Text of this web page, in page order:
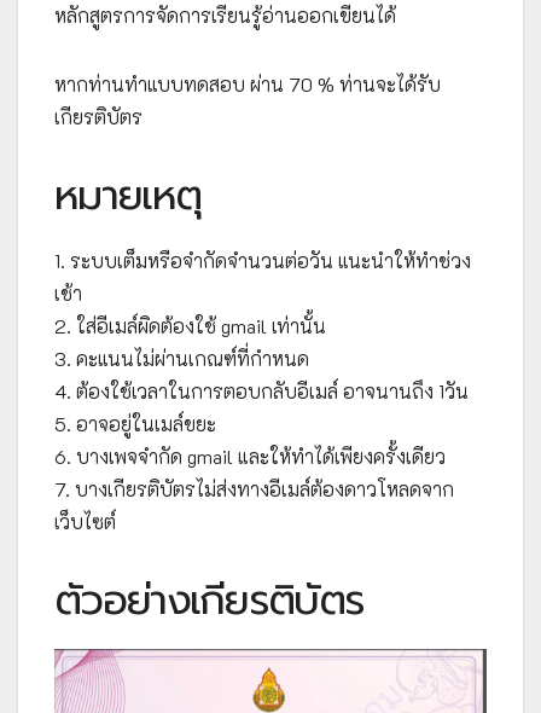
หลักสูตรการจัดการเรียนรู้อ่านออกเขียนได้
หากท่านทำแบบทดสอบ ผ่าน 70 % ท่านจะได้รับ
เกียรติบัตร
หมายเหตุ
1. ระบบเต็มหรือจำกัดจำนวนต่อวัน แนะนำให้ทำช่วง
เช้า
2. ใส่อีเมล์ผิดต้องใช้ gmail เท่านั้น
3. คะแนนไม่ผ่านเกณฑ์ที่กำหนด
4. ต้องใช้เวลาในการตอบกลับอีเมล์ อาจนานถึง 1วัน
5. อาจอยู่ในเมล์ขยะ
6. บางเพจจำกัด gmail และให้ทำได้เพียงครั้งเดียว
7. บางเกียรติบัตรไม่ส่งทางอีเมล์ต้องดาวโหลดจาก
เว็บไซต์
ตัวอย่างเกียรติบัตร